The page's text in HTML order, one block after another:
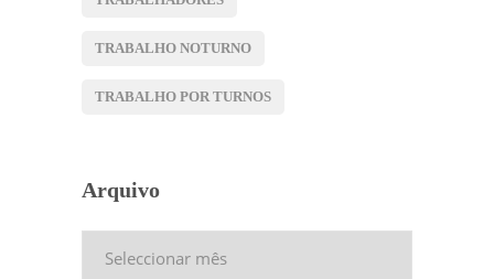
TRABALHO NOTURNO
TRABALHO POR TURNOS
Arquivo